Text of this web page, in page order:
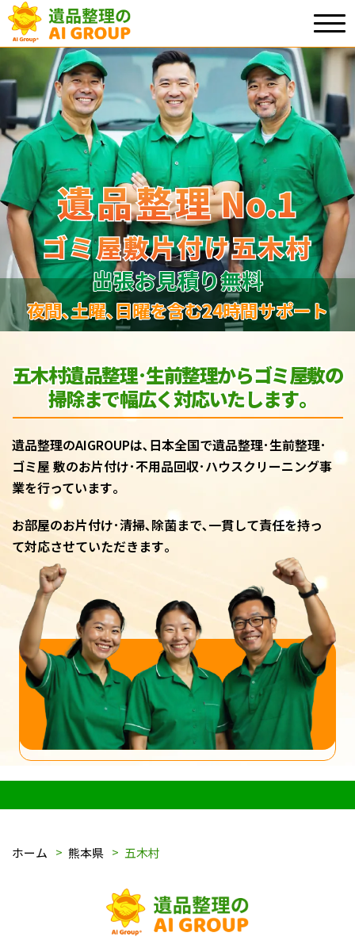
遺品整理No.1
ゴミ屋敷片付け五木村
遺品整理No.1
ゴミ屋敷片付け五木村
出張お見積り無料
夜間､土曜､日曜を含む24時間サポート
五木村遺品整理･生前整理からゴミ屋敷の
掃除まで幅広く対応いたします｡
遺品整理のAIGROUPは､日本全国で遺品整理･生前整理･
ゴミ屋 敷のお片付け･不用品回収･ハウスクリーニング事
業を行っています｡
お部屋のお片付け･清掃､除菌まで､一貫して責任を持っ
て対応させていただきます｡
ホーム 熊本県 五木村